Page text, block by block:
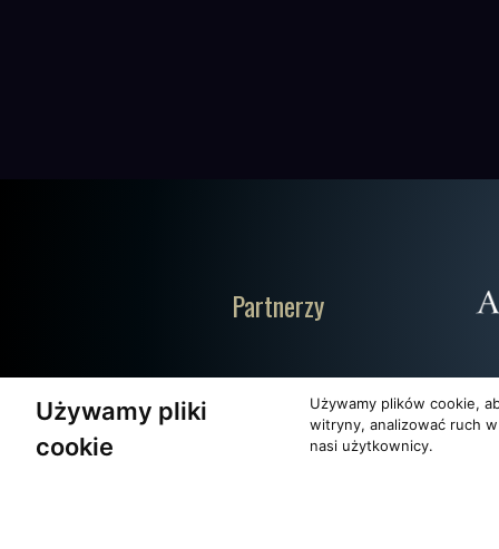
Używamy pliki
cookie
Używamy plików cookie,
witryny, analizować ruch
nasi użytkownicy.
Partnerzy